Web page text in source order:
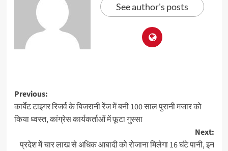
See author's posts
Previous:
कार्बेट टाइगर रिजर्व के बिजरानी रेंज में बनी 100 साल पुरानी मजार को
किया ध्वस्त, कांग्रेस कार्यकर्ताओं में फूटा गुस्सा
Next:
प्रदेश में चार लाख से अधिक आबादी को रोजाना मिलेगा 16 घंटे पानी, इन